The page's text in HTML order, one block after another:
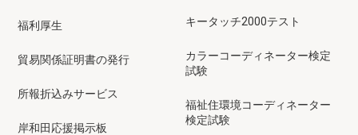
福利厚生
貿易関係証明書の発行
所報折込みサービス
岸和田応援掲示板
キータッチ2000テスト
カラーコーディネーター検定
試験
福祉住環境コーディネーター
検定試験